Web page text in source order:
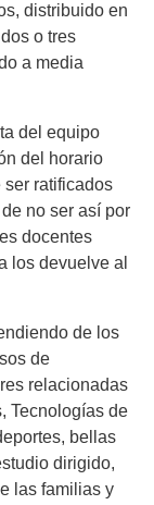
distribuido en
o tres
a media
del equipo
del horario
ser ratificados
no ser así por
docentes
los devuelve al
de los
de
relacionadas
Tecnologías de
bellas
dirigido,
las familias y